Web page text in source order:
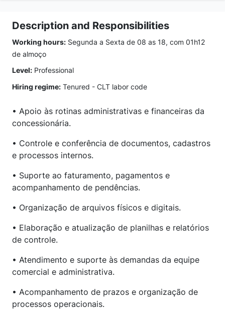
Description and Responsibilities
Working hours: Segunda a Sexta de 08 as 18, com 01h12
de almoço
Level: Professional
Hiring regime: Tenured - CLT labor code
• Apoio às rotinas administrativas e financeiras da
concessionária.
• Controle e conferência de documentos, cadastros
e processos internos.
• Suporte ao faturamento, pagamentos e
acompanhamento de pendências.
• Organização de arquivos físicos e digitais.
• Elaboração e atualização de planilhas e relatórios
de controle.
• Atendimento e suporte às demandas da equipe
comercial e administrativa.
• Acompanhamento de prazos e organização de
processos operacionais.